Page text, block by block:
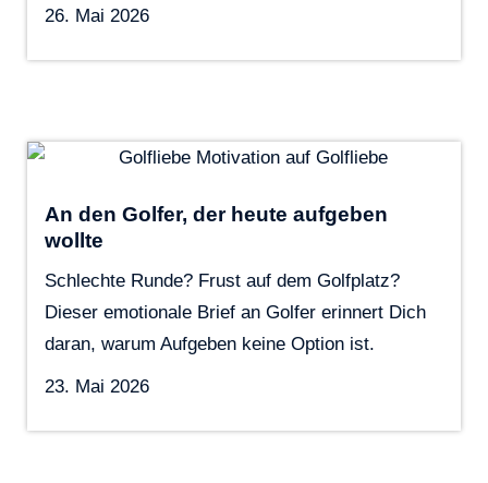
26. Mai 2026
An den Golfer, der heute aufgeben
wollte
Schlechte Runde? Frust auf dem Golfplatz?
Dieser emotionale Brief an Golfer erinnert Dich
daran, warum Aufgeben keine Option ist.
23. Mai 2026